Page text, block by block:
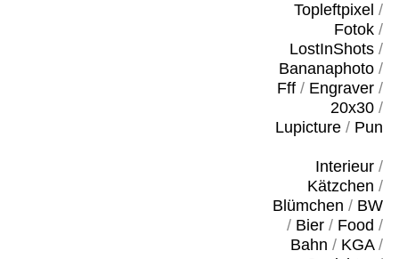
Topleftpixel /
Fotok/
LostInShots/
Bananaphoto/
Fff/ Engraver/
20x30/
Lupicture/ Pun
Interieur/
Kätzchen /
Blümchen / BW
/ Bier/ Food /
Bahn / KGA/